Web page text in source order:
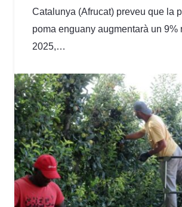
Catalunya (Afrucat) preveu que la
poma enguany augmentarà un 9%
2025,…